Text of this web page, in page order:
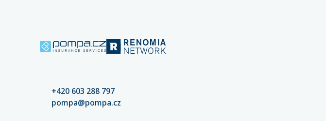
+420 603 288 797
pompa@pompa.cz